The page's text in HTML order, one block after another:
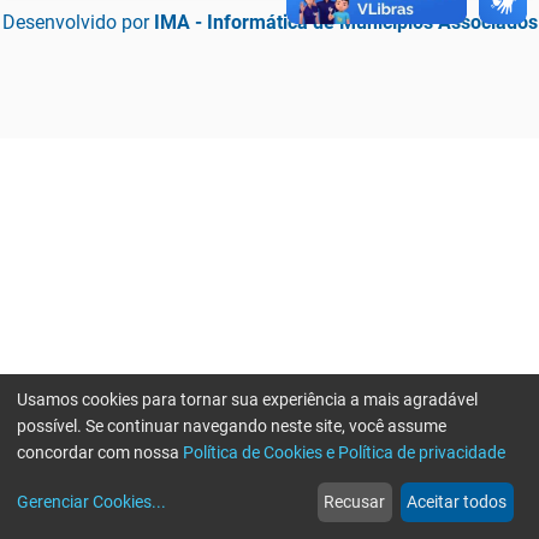
Desenvolvido por IMA - Informática de Municípios Associados
web
Notícias
more_horiz
Mais
Usamos cookies para tornar sua experiência a mais agradável
possível. Se continuar navegando neste site, você assume
concordar com nossa Política de Cookies e Política de privacidade
Gerenciar Cookies... Recusar Aceitar todos
Erro ao enviar informações, por favor tente novamente